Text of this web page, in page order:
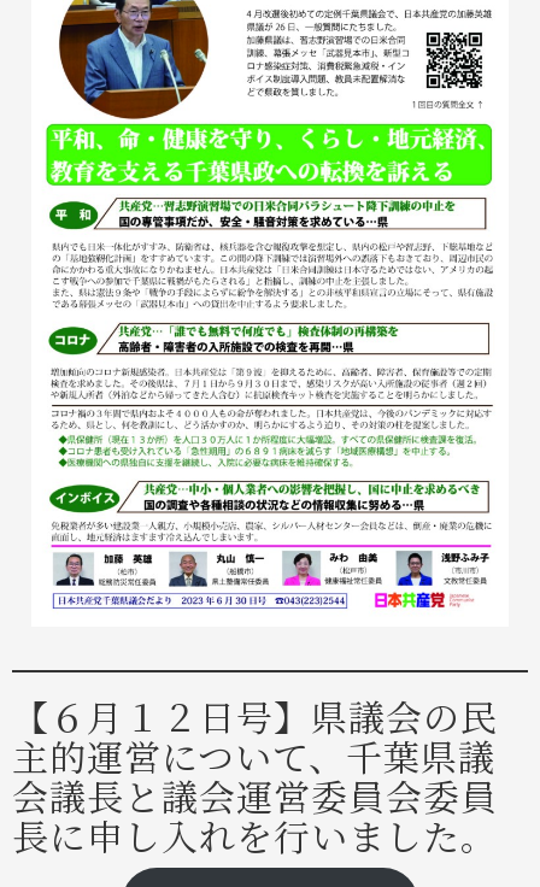
【６月１２日号】県議会の民
主的運営について、千葉県議
会議長と議会運営委員会委員
長に申し入れを行いました。